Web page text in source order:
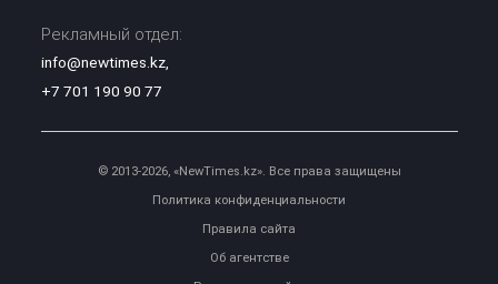
Рекламный отдел:
info@newtimes.kz,
+7 701 190 90 77
© 2013-2026, «NewTimes.kz». Все права защищены
Политика конфиденциальности
Правила сайта
Об агентстве